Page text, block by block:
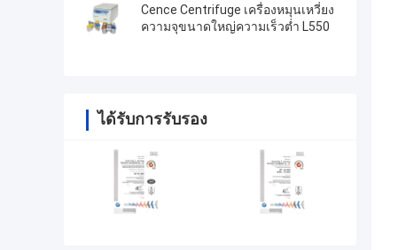
Cence Centrifuge เครื่องหมุนเหวี่ยง
ความจุขนาดใหญ่ความเร็วต่ำ L550
ได้รับการรับรอง